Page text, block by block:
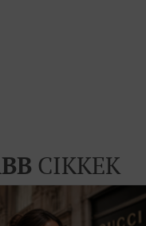
CIKKEK